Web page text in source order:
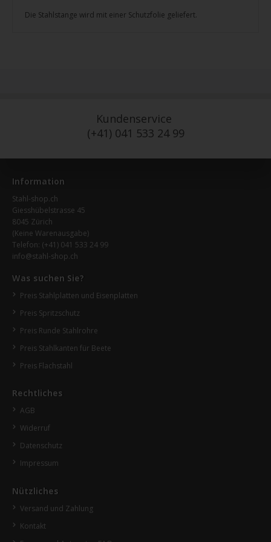
Die Stahlstange wird mit einer Schutzfolie geliefert.
Kundenservice
(+41) 041 533 24 99
Information
Stahl-shop.ch
Giesshübelstrasse 45
8045 Zürich
(Keine Warenausgabe)
Telefon: (+41) 041 533 24 99
info@stahl-shop.ch
Was suchen Sie?
Preis Stahlplatten und Eisenplatten
Preis Spritzschutz
Preis Runde Stahlrohre
Preis Stahlkanten für Beete
Preis Flachstahl
Rechtliches
AGB
Widerruf
Datenschutz
Impressum
Nützliches
Versand und Zahlung
Kontakt